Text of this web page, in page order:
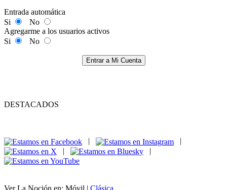
Entrada automática
Si
No
Agregarme a los usuarios activos
Si
No
Entrar a Mi Cuenta
DESTACADOS
|
|